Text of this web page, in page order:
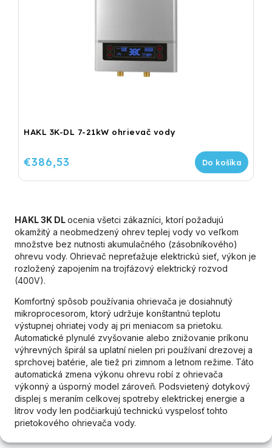
HAKL 3K-DL 7-21kW ohrievač vody
€386,53 Do košíka
HAKL 3K DLocenia všetci zákazníci, ktorí požadujú
okamžitý a neobmedzený ohrev teplej vody vo veľkom
množstve bez nutnosti akumulačného (zásobníkového)
ohrevu vody. Ohrievač nepreťažuje elektrickú sieť, výkon je
rozložený zapojením na trojfázový elektrický rozvod
(400V).
Komfortný spôsob používania ohrievača je dosiahnutý
mikroprocesorom, ktorý udržuje konštantnú teplotu
výstupnej ohriatej vody aj pri meniacom sa prietoku.
Automatické plynulé zvyšovanie alebo znižovanie príkonu
výhrevných špirál sa uplatní nielen pri používaní drezovej a
sprchovej batérie, ale tiež pri zimnom a letnom režime. Táto
automatická zmena výkonu ohrevu robí z ohrievača
výkonný a úsporný model zároveň. Podsvietený dotykový
displej s meraním celkovej spotreby elektrickej energie a
litrov vody len podčiarkujú technickú vyspelosť tohto
prietokového ohrievača vody.